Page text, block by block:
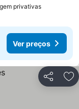
privativasVer
Ver preços
Partilhar